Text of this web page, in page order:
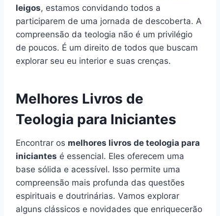
leigos, estamos convidando todos a
participarem de uma jornada de descoberta. A
compreensão da teologia não é um privilégio
de poucos. É um direito de todos que buscam
explorar seu eu interior e suas crenças.
Melhores Livros de
Teologia para Iniciantes
Encontrar os melhores livros de teologia para
iniciantes é essencial. Eles oferecem uma
base sólida e acessível. Isso permite uma
compreensão mais profunda das questões
espirituais e doutrinárias. Vamos explorar
alguns clássicos e novidades que enriquecerão